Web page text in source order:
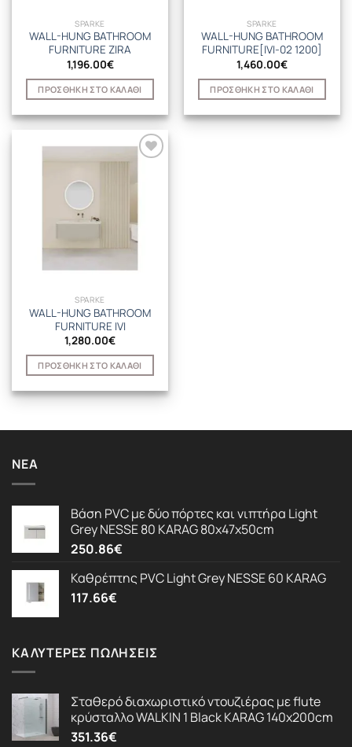
SPARKE
WALL-HUNG BATHROOM
FURNITURE ZIRA
1,196.00€
ΠΡΟΣΘΉΚΗ ΣΤΟ ΚΑΛΆΘΙ
SPARKE
WALL-HUNG BATHROOM
FURNITURE[IVI-02 1200]
1,460.00€
ΠΡΟΣΘΉΚΗ ΣΤΟ ΚΑΛΆΘΙ
SPARKE
WALL-HUNG BATHROOM
FURNITURE IVI
1,280.00€
ΠΡΟΣΘΉΚΗ ΣΤΟ ΚΑΛΆΘΙ
ΝΈΑ
Βάση PVC με δύο πόρτες και νιπτήρα Light
Grey NESSE 80 KARAG 80x47x50cm
250.86€
Καθρέπτης PVC Light Grey NESSE 60 KARAG
117.66€
ΚΑΛΎΤΕΡΕΣ ΠΩΛΉΣΕΙΣ
Σταθερό διαχωριστικό ντουζιέρας με flute
κρύσταλλο WALKIN 1 Black KARAG 140x200cm
351.36€